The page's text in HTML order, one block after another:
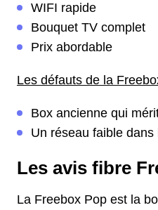
WIFI rapide
Bouquet TV complet
Prix abordable
Les défauts de la
Box ancienne qui
Un réseau faible
Les avis fibre
La Freebox Pop est la